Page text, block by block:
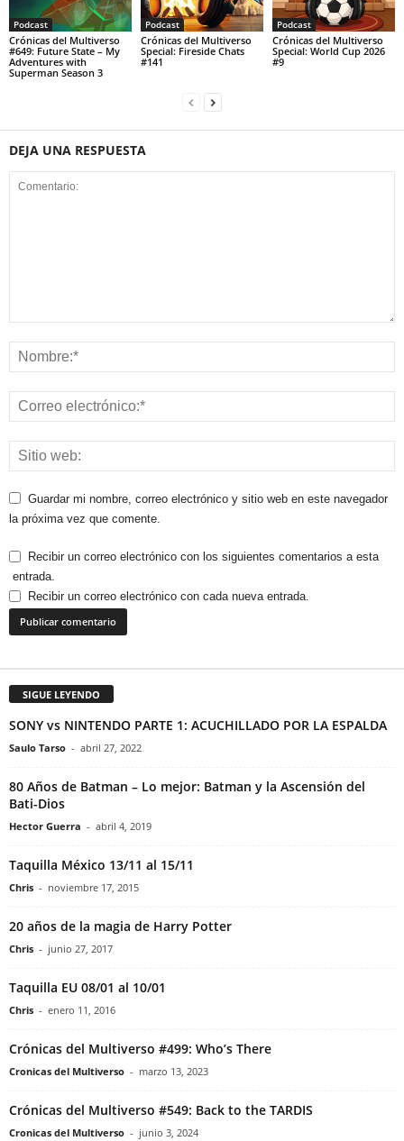
Podcast
Crónicas del Multiverso
#649: Future State – My
Adventures with
Superman Season 3
Podcast
Crónicas del Multiverso
Special: Fireside Chats
#141
Podcast
Crónicas del Multiverso
Special: World Cup 2026
#9
DEJA UNA RESPUESTA
Guardar mi nombre, correo electrónico y sitio web en este navegador
la próxima vez que comente.
Recibir un correo electrónico con los siguientes comentarios a esta
entrada.
Recibir un correo electrónico con cada nueva entrada.
SIGUE LEYENDO
SONY vs NINTENDO PARTE 1: ACUCHILLADO POR LA ESPALDA
Saulo Tarso - abril 27, 2022
80 Años de Batman – Lo mejor: Batman y la Ascensión del
Bati-Dios
Hector Guerra - abril 4, 2019
Taquilla México 13/11 al 15/11
Chris - noviembre 17, 2015
20 años de la magia de Harry Potter
Chris - junio 27, 2017
Taquilla EU 08/01 al 10/01
Chris - enero 11, 2016
Crónicas del Multiverso #499: Who’s There
Cronicas del Multiverso - marzo 13, 2023
Crónicas del Multiverso #549: Back to the TARDIS
Cronicas del Multiverso - junio 3, 2024